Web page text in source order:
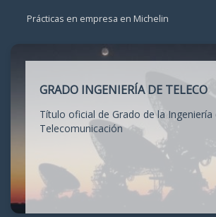
Prácticas en empresa en Michelin
GRADO INGENIERÍA DE TELECO
Título oficial de Grado de la Ingeniería
Telecomunicación